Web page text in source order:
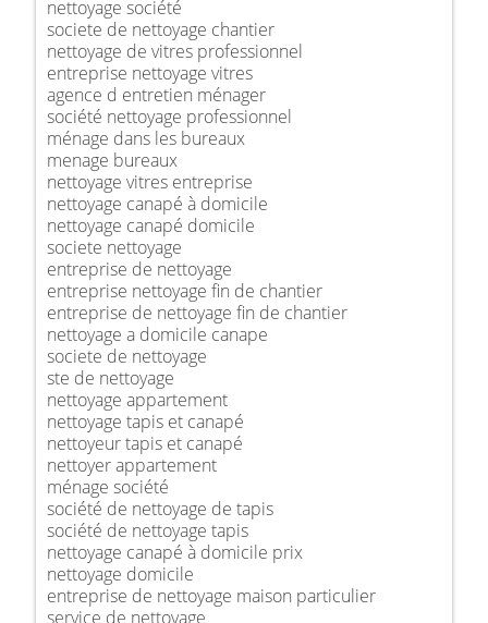
nettoyage société
societe de nettoyage chantier
nettoyage de vitres professionnel
entreprise nettoyage vitres
agence d entretien ménager
société nettoyage professionnel
ménage dans les bureaux
menage bureaux
nettoyage vitres entreprise
nettoyage canapé à domicile
nettoyage canapé domicile
societe nettoyage
entreprise de nettoyage
entreprise nettoyage fin de chantier
entreprise de nettoyage fin de chantier
nettoyage a domicile canape
societe de nettoyage
ste de nettoyage
nettoyage appartement
nettoyage tapis et canapé
nettoyeur tapis et canapé
nettoyer appartement
ménage société
société de nettoyage de tapis
société de nettoyage tapis
nettoyage canapé à domicile prix
nettoyage domicile
entreprise de nettoyage maison particulier
service de nettoyage